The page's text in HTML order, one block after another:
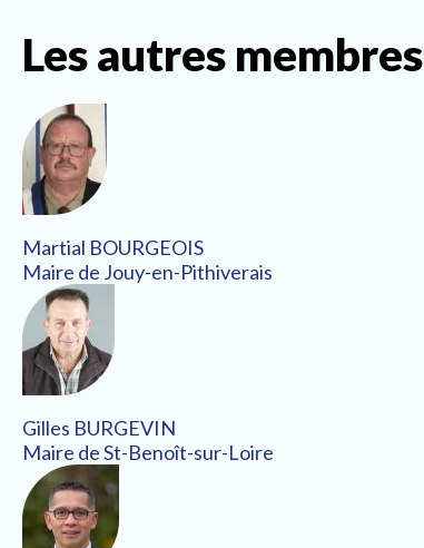
Les autres membres
Martial BOURGEOIS
Maire de Jouy-en-Pithiverais
Gilles BURGEVIN
Maire de St-Benoît-sur-Loire